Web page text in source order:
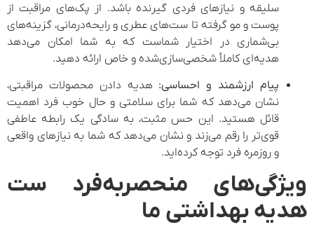
سلیقه و نیازهای فردی گیرنده باشد. از پک‌های مراقبت از
پوست و مو گرفته تا ست‌های عطری و رایحه‌درمانی، گزینه‌های
بی‌شماری در اختیار شماست که به شما امکان می‌دهد
هدیه‌ای کاملاً شخصی‌سازی‌شده و خاص ارائه دهید.
پیام ارزشمند و احساسی: هدیه دادن محصولات مراقبتی،
نشان می‌دهد که شما برای سلامتی و حال خوب فرد اهمیت
قائل هستید. این حس مثبت، به سادگی یک رابطه عاطفی
قوی‌تر را رقم می‌زند و نشان می‌دهد که شما به نیازهای واقعی
و روزمره فرد توجه کرده‌اید.
ویژگی‌های منحصربه‌فرد ست
هدیه بهداشتی ما